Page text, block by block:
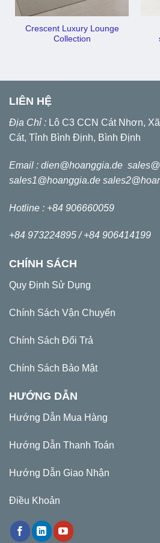
Crescent Luxury Lounge
Collection
LIÊN HỆ
Địa Chỉ : Lô C3 CCN Cát Nhơn,
Cát, Tỉnh Bình Định, Bình Định
Email : dien@hoanggia.de
sales1@hoanggia.de
Hotline : +84 906660059
+84 973224895 /+84 906414199
CHÍNH SÁCH
Quy Định Sử Dụng
Chính Sách Vận Chuyển
Chính Sách Đổi Trả
Chính Sách Bảo Mật
HƯỚNG DẪN
Hướng Dẫn Mua Hàng
Hướng Dẫn Thanh Toán
Hướng Dẫn Giao Nhận
Điều Khoản